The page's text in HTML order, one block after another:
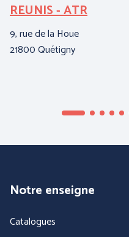
REUNIS - ATR
9, rue de la Houe
21800 Quétigny
Notre enseigne
Catalogues